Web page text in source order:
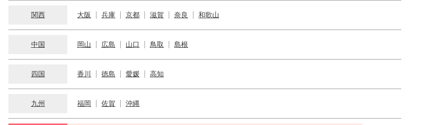
関西 大阪 兵庫 京都 滋賀 奈良 和歌山
中国 岡山 広島 山口 鳥取 島根
四国 香川 徳島 愛媛 高知
九州 福岡 佐賀 沖縄